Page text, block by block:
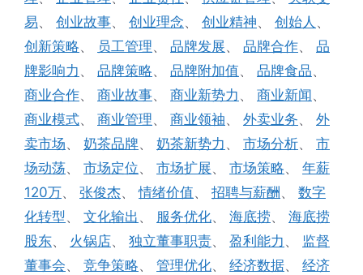
易、 创业故事、 创业理念、 创业精神、 创始人 、
创新策略、 员工管理、 品牌发展、 品牌合作、 品
牌影响力 、 品牌策略、 品牌附加值、 品牌食品、
商业合作、 商业故事、 商业新势力 、 商业新闻、
商业模式、 商业管理、 商业领袖、 外卖业务、 外
卖市场、 奶茶品牌、 奶茶新势力 、 市场分析、 市
场动荡、 市场定位、 市场扩展、 市场策略、 年薪
120万、 张俊杰、情绪价值、 招聘与薪酬 、 数字
化转型、 文化输出 、 服务优化、 海底捞、 海底捞
股东、 火锅店、 独立董事职责、 盈利能力 、 监督
董事会、 竞争策略、 管理优化、 经济数据、 经济